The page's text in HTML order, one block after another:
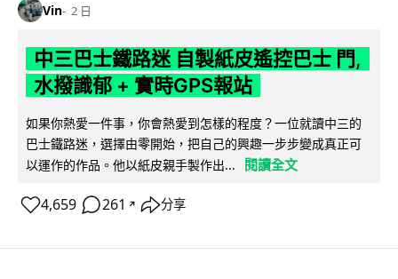
Vin 2 日
中三巴士鐵路迷 自製紙皮遙控巴士 門,
水撥識郁 + 實時GPS報站
如果你熱愛一件事，你會熱愛到怎樣的程度？一位就讀中三的
巴士鐵路迷，選擇由零開始，把自己的興趣一步步變成真正可
以運作的作品。他以紙皮親手製作出...
閱讀全文
4,659 261 ↗ 分享